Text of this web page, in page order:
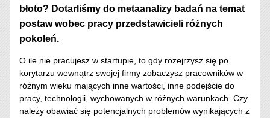
błoto? Dotarliśmy do metaanalizy badań na temat
postaw wobec pracy przedstawicieli różnych
pokoleń.
O ile nie pracujesz w startupie, to gdy rozejrzysz się po
korytarzu wewnątrz swojej firmy zobaczysz pracowników w
różnym wieku mających inne wartości, inne podejście do
pracy, technologii, wychowanych w różnych warunkach. Czy
należy obawiać się potencjalnych problemów wynikających z